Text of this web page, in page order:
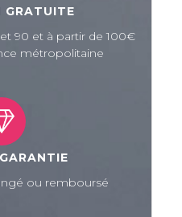
GRATUITE
90 et à partir de 100€
métropolitaine
ou remboursé